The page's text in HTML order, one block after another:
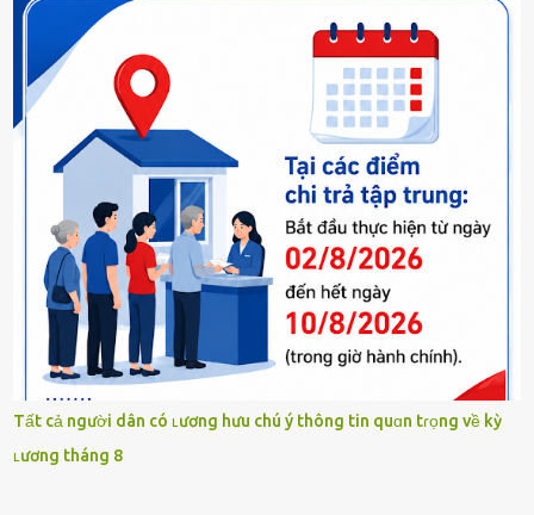
Tất cả người dân có ʟương hưu chú ý thông tin quɑn tɾọng về kỳ
ʟương tháng 8